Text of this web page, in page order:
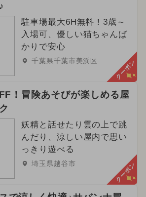
駐車場最大6H無料！3歳～
入場可、優しい猫ちゃんば
かりで安心
千葉県千葉市美浜区 クーポン
！冒険あそびが楽しめる屋
妖精と話せたり雲の上で跳
んだり、涼しい屋内で思い
っきり遊べる
埼玉県越谷市 クーポン